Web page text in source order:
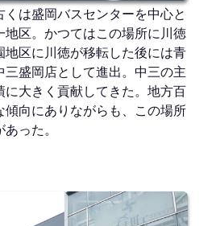
は盛岡バスセンターを中心と
地区。かつてはこの場所に川徳
地区に川徳が移転した後には青
三盛岡店として進出。中三の主
に大きく貢献してきた。地方百
傾向にありながらも、この場所
った。